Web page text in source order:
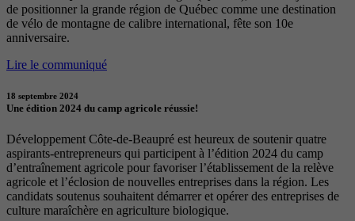
de positionner la grande région de Québec comme une destination
de vélo de montagne de calibre international, fête son 10e
anniversaire.
Lire le communiqué
18 septembre 2024
Une édition 2024 du camp agricole réussie!
Développement Côte-de-Beaupré est heureux de soutenir quatre
aspirants-entrepreneurs qui participent à l’édition 2024 du camp
d’entraînement agricole pour favoriser l’établissement de la relève
agricole et l’éclosion de nouvelles entreprises dans la région. Les
candidats soutenus souhaitent démarrer et opérer des entreprises de
culture maraîchère en agriculture biologique.